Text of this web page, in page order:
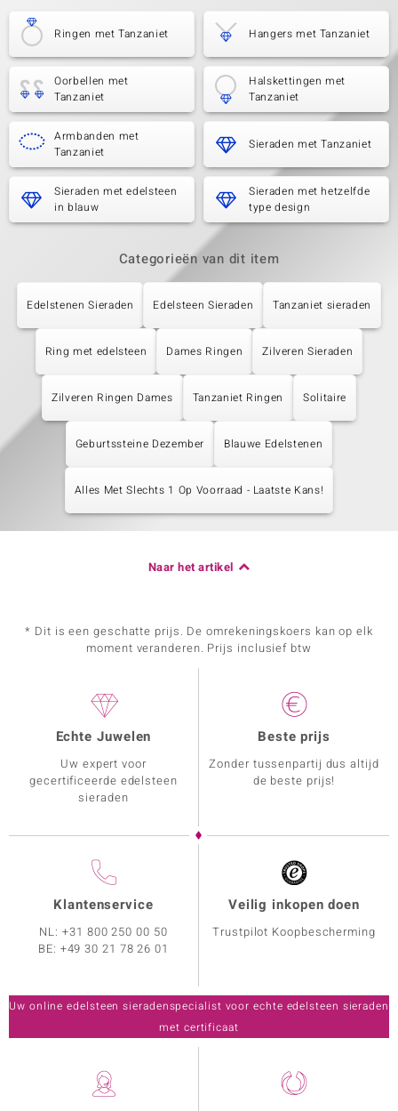
Ringen met Tanzaniet Hangers met Tanzaniet
Oorbellen met
Tanzaniet
Halskettingen met
Tanzaniet
Armbanden met
Tanzaniet
Sieraden met Tanzaniet
Sieraden met edelsteen
in blauw
Sieraden met hetzelfde
type design
Categorieën van dit item
Edelstenen Sieraden Edelsteen Sieraden Tanzaniet sieraden
Ring met edelsteen Dames Ringen Zilveren Sieraden
Zilveren Ringen Dames Tanzaniet Ringen Solitaire
Geburtssteine Dezember Blauwe Edelstenen
Alles Met Slechts 1 Op Voorraad - Laatste Kans!
Naar het artikel
* Dit is een geschatte prijs. De omrekeningskoers kan op elk
moment veranderen. Prijs inclusief btw
Echte Juwelen
Uw expert voor
gecertificeerde edelsteen
sieraden
Beste prijs
Zonder tussenpartij dus altijd
de beste prijs!
Klantenservice
NL:+31 800 250 00 50
BE: +49 30 21 78 26 01
Veilig inkopen doen
Trustpilot Koopbescherming
Uw online edelsteen sieradenspecialist voor echte edelsteen sieraden
met certificaat